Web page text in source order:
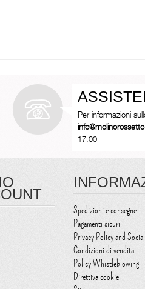
Per informazioni
17.00
Spedizioni e consegne
Pagamenti sicuri
Privacy Policy and
Condizioni di vendita
Policy Whistleblowing
Direttiva cookie